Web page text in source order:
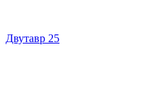
Двутавр 25